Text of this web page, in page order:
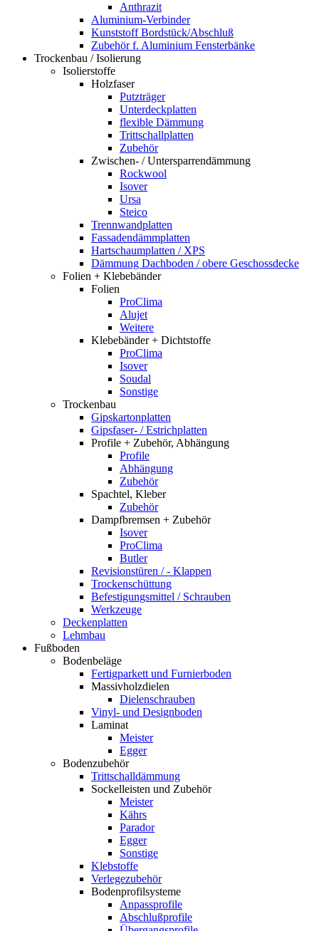
Anthrazit
Aluminium-Verbinder
Kunststoff Bordstück/Abschluß
Zubehör f. Aluminium Fensterbänke
Trockenbau / Isolierung
Isolierstoffe
Holzfaser
Putzträger
Unterdeckplatten
flexible Dämmung
Trittschallplatten
Zubehör
Zwischen- / Untersparrendämmung
Rockwool
Isover
Ursa
Steico
Trennwandplatten
Fassadendämmplatten
Hartschaumplatten / XPS
Dämmung Dachboden / obere Geschossdecke
Folien + Klebebänder
Folien
ProClima
Alujet
Weitere
Klebebänder + Dichtstoffe
ProClima
Isover
Soudal
Sonstige
Trockenbau
Gipskartonplatten
Gipsfaser- / Estrichplatten
Profile + Zubehör, Abhängung
Profile
Abhängung
Zubehör
Spachtel, Kleber
Zubehör
Dampfbremsen + Zubehör
Isover
ProClima
Butler
Revisionstüren / - Klappen
Trockenschüttung
Befestigungsmittel / Schrauben
Werkzeuge
Deckenplatten
Lehmbau
Fußboden
Bodenbeläge
Fertigparkett und Furnierboden
Massivholzdielen
Dielenschrauben
Vinyl- und Designboden
Laminat
Meister
Egger
Bodenzubehör
Trittschalldämmung
Sockelleisten und Zubehör
Meister
Kährs
Parador
Egger
Sonstige
Klebstoffe
Verlegezubehör
Bodenprofilsysteme
Anpassprofile
Abschlußprofile